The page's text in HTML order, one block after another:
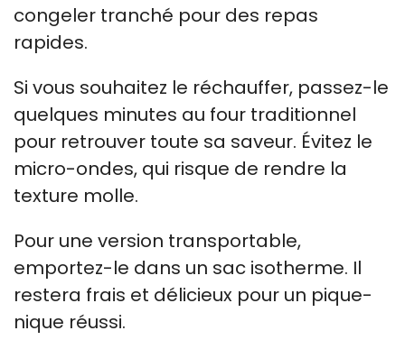
congeler tranché pour des repas
rapides.
Si vous souhaitez le réchauffer, passez-le
quelques minutes au four traditionnel
pour retrouver toute sa saveur. Évitez le
micro-ondes, qui risque de rendre la
texture molle.
Pour une version transportable,
emportez-le dans un sac isotherme. Il
restera frais et délicieux pour un pique-
nique réussi.